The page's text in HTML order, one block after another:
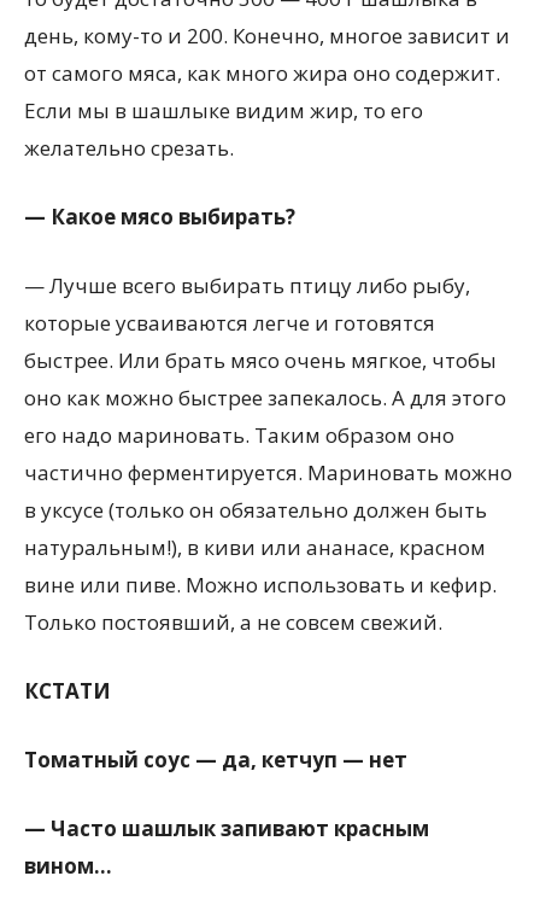
день, кому-то и 200. Конечно, многое зависит и
от самого мяса, как много жира оно содержит.
Если мы в шашлыке видим жир, то его
желательно срезать.
— Какое мясо выбирать?
— Лучше всего выбирать птицу либо рыбу,
которые усваиваются легче и готовятся
быстрее. Или брать мясо очень мягкое, чтобы
оно как можно быстрее запекалось. А для этого
его надо мариновать. Таким образом оно
частично ферментируется. Мариновать можно
в уксусе (только он обязательно должен быть
натуральным!), в киви или ананасе, красном
вине или пиве. Можно использовать и кефир.
Только постоявший, а не совсем свежий.
КСТАТИ
Томатный соус — да, кетчуп — нет
— Часто шашлык запивают красным
вином…